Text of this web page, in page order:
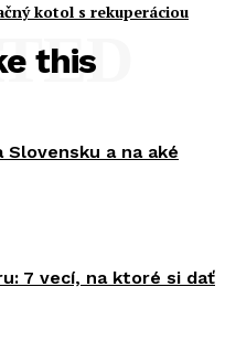
kotol s rekuperáciou
this
Slovensku a na aké
7 vecí, na ktoré si dať